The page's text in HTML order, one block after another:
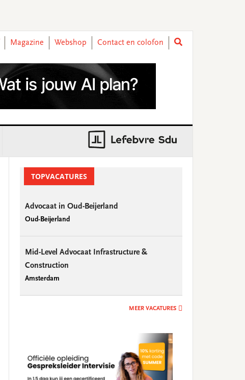
Magazine Webshop Contact en colofon
SidebarTOPVACATURES
Advocaat in Oud-Beijerland
Oud-Beijerland
Mid-Level Advocaat Infrastructure &
Construction
Amsterdam
MEER VACATURES